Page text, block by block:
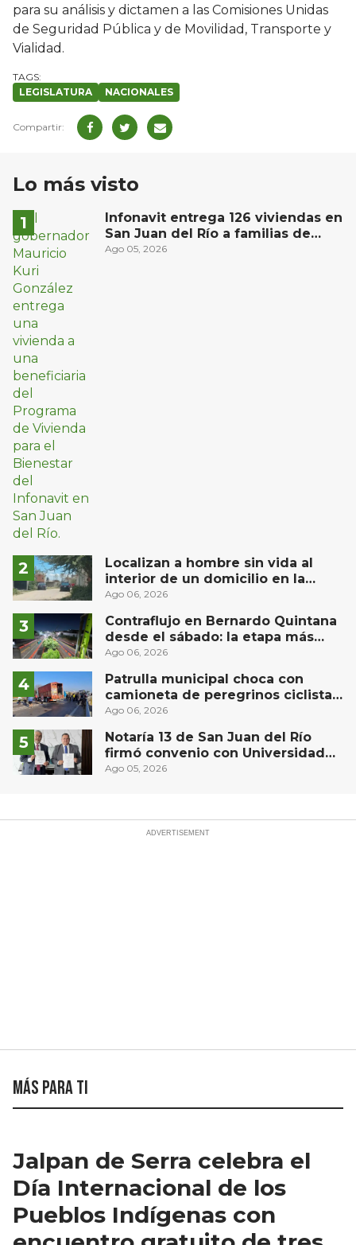
para su análisis y dictamen a las Comisiones Unidas
de Seguridad Pública y de Movilidad, Transporte y
Vialidad.
LEGISLATURA NACIONALES
Lo más visto
Infonavit entrega 126 viviendas en
San Juan del Río a familias de
bajos ingresos
Ago 05, 2026
Localizan a hombre sin vida al
interior de un domicilio en la
comunidad El Rodeo, San Juan del
Ago 06, 2026
Contraflujo en Bernardo Quintana
desde el sábado: la etapa más
compleja del operativo vial
Ago 06, 2026
Patrulla municipal choca con
camioneta de peregrinos ciclistas
en la autopista México-Querétaro
Ago 06, 2026
Notaría 13 de San Juan del Río
firmó convenio con Universidad
Privada del Bajío para recibir
Ago 05, 2026
Más para ti
Jalpan de Serra celebra el
Día Internacional de los
Pueblos Indígenas con